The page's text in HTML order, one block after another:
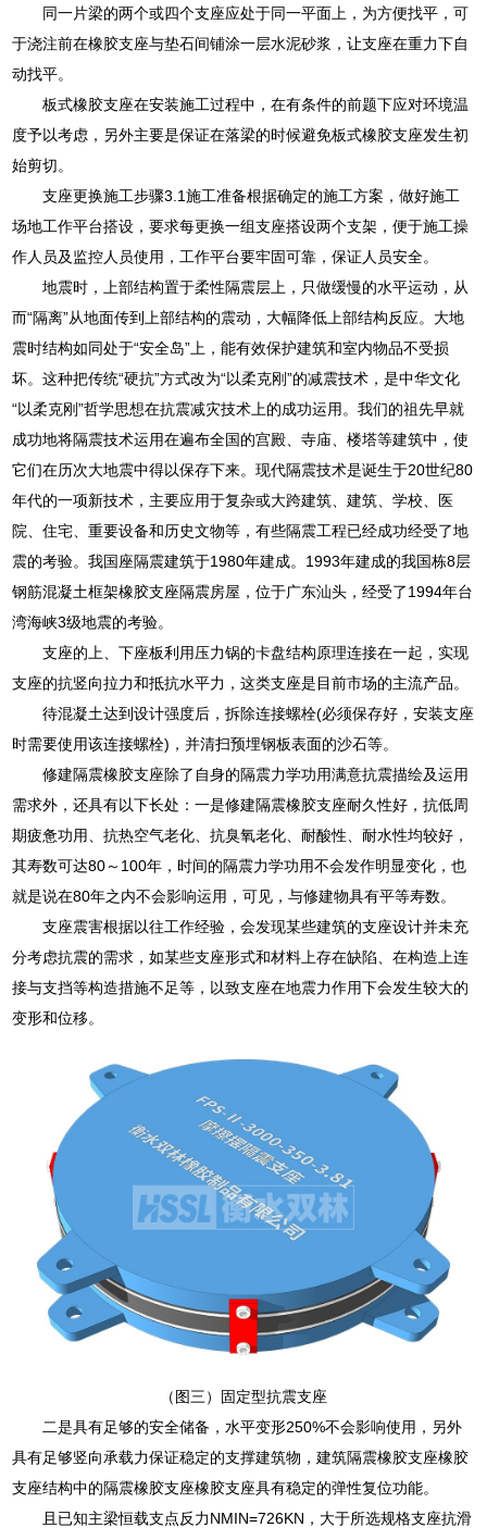
同一片梁的两个或四个支座应处于同一平面上，为方便找平，可
于浇注前在橡胶支座与垫石间铺涂一层水泥砂浆，让支座在重力下自
动找平。
板式橡胶支座在安装施工过程中，在有条件的前题下应对环境温
度予以考虑，另外主要是保证在落梁的时候避免板式橡胶支座发生初
始剪切。
支座更换施工步骤3.1施工准备根据确定的施工方案，做好施工
场地工作平台搭设，要求每更换一组支座搭设两个支架，便于施工操
作人员及监控人员使用，工作平台要牢固可靠，保证人员安全。
地震时，上部结构置于柔性隔震层上，只做缓慢的水平运动，从
而“隔离”从地面传到上部结构的震动，大幅降低上部结构反应。大地
震时结构如同处于“安全岛”上，能有效保护建筑和室内物品不受损
坏。这种把传统“硬抗”方式改为“以柔克刚”的减震技术，是中华文化
“以柔克刚”哲学思想在抗震减灾技术上的成功运用。我们的祖先早就
成功地将隔震技术运用在遍布全国的宫殿、寺庙、楼塔等建筑中，使
它们在历次大地震中得以保存下来。现代隔震技术是诞生于20世纪80
年代的一项新技术，主要应用于复杂或大跨建筑、建筑、学校、医
院、住宅、重要设备和历史文物等，有些隔震工程已经成功经受了地
震的考验。我国座隔震建筑于1980年建成。1993年建成的我国栋8层
钢筋混凝土框架橡胶支座隔震房屋，位于广东汕头，经受了1994年台
湾海峡3级地震的考验。
支座的上、下座板利用压力锅的卡盘结构原理连接在一起，实现
支座的抗竖向拉力和抵抗水平力，这类支座是目前市场的主流产品。
待混凝土达到设计强度后，拆除连接螺栓(必须保存好，安装支座
时需要使用该连接螺栓)，并清扫预埋钢板表面的沙石等。
修建隔震橡胶支座除了自身的隔震力学功用满意抗震描绘及运用
需求外，还具有以下长处：一是修建隔震橡胶支座耐久性好，抗低周
期疲惫功用、抗热空气老化、抗臭氧老化、耐酸性、耐水性均较好，
其寿数可达80～100年，时间的隔震力学功用不会发作明显变化，也
就是说在80年之内不会影响运用，可见，与修建物具有平等寿数。
支座震害根据以往工作经验，会发现某些建筑的支座设计并未充
分考虑抗震的需求，如某些支座形式和材料上存在缺陷、在构造上连
接与支挡等构造措施不足等，以致支座在地震力作用下会发生较大的
变形和位移。
（图三）固定型抗震支座
二是具有足够的安全储备，水平变形250%不会影响使用，另外
具有足够竖向承载力保证稳定的支撑建筑物，建筑隔震橡胶支座橡胶
支座结构中的隔震橡胶支座橡胶支座具有稳定的弹性复位功能。
且已知主梁恒载支点反力NMIN=726KN，大于所选规格支座抗滑